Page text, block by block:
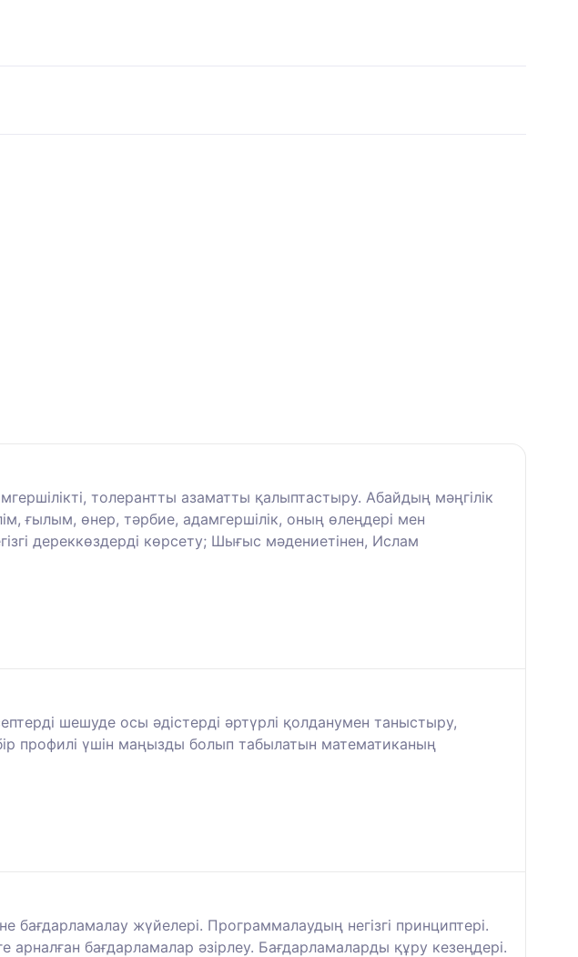
толерантты азаматты қалыптастыру. Абайдың мәңгілік
ғылым, өнер, тәрбие, адамгершілік, оның өлеңдері мен
дереккөздерді көрсету; Шығыс мәдениетінен, Ислам
шешуде осы әдістерді әртүрлі қолданумен таныстыру,
профилі үшін маңызды болып табылатын математиканың
жүйелері. Программалаудың негізгі принциптері.
бағдарламалар әзірлеу. Бағдарламаларды құру кезеңдері.